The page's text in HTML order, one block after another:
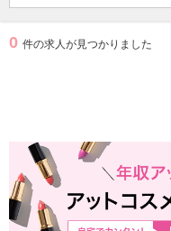
0 件の求人が見つかりました